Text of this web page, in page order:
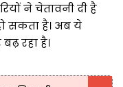
ने चेतावनी दी है
सकता है। अब ये
रहा है।